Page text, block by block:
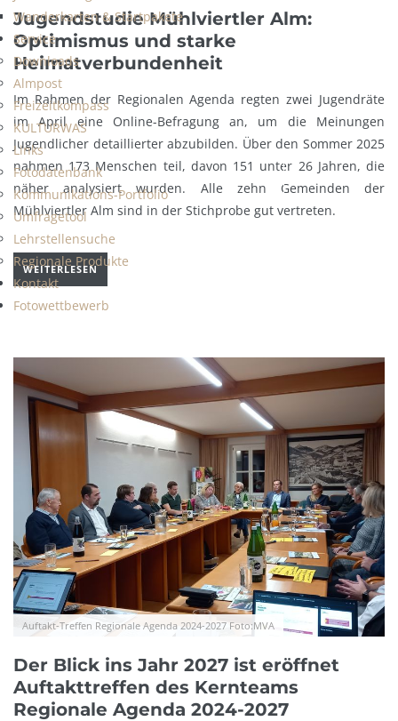
Wanderkarten & Startpakete
Service
Downloads
Almpost
Freizeitkompass
KULTURWAS
Links
Fotodatenbank
Kommunikations-Portfolio
Umfragetool
Lehrstellensuche
Regionale Produkte
Kontakt
Fotowettbewerb
Jugendstudie Mühlviertler Alm:
Optimismus und starke
Heimatverbundenheit
Im Rahmen der Regionalen Agenda regten zwei Jugendräte
im April eine Online-Befragung an, um die Meinungen
Jugendlicher detaillierter abzubilden. Über den Sommer 2025
nahmen 173 Menschen teil, davon 151 unter 26 Jahren, die
näher analysiert wurden. Alle zehn Gemeinden der
Mühlviertler Alm sind in der Stichprobe gut vertreten.
WEITERLESEN
Auftakt-Treffen Regionale Agenda 2024-2027 Foto:MVA
Der Blick ins Jahr 2027 ist eröffnet
Auftakttreffen des Kernteams
Regionale Agenda 2024-2027